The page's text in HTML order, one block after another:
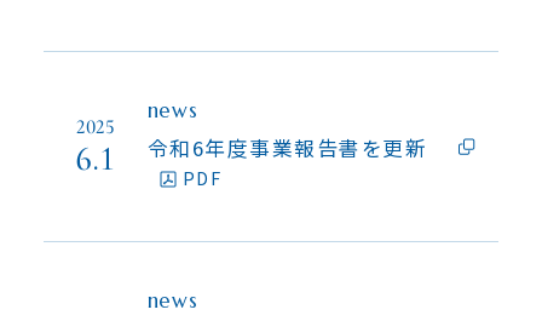
2025
6.1
news
令和6年度事業報告書を更新
PDF
news